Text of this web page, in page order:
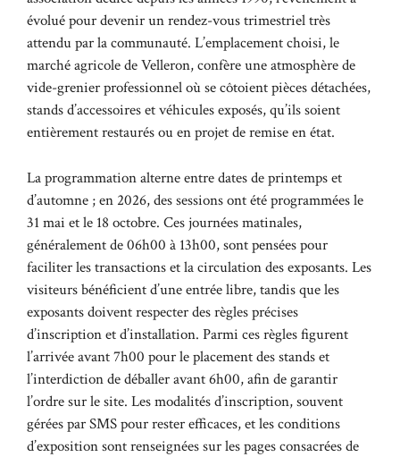
évolué pour devenir un rendez-vous trimestriel très
attendu par la communauté. L’emplacement choisi, le
marché agricole de Velleron, confère une atmosphère de
vide-grenier professionnel où se côtoient pièces détachées,
stands d’accessoires et véhicules exposés, qu’ils soient
entièrement restaurés ou en projet de remise en état.
La programmation alterne entre dates de printemps et
d’automne ; en 2026, des sessions ont été programmées le
31 mai et le 18 octobre. Ces journées matinales,
généralement de 06h00 à 13h00, sont pensées pour
faciliter les transactions et la circulation des exposants. Les
visiteurs bénéficient d’une entrée libre, tandis que les
exposants doivent respecter des règles précises
d’inscription et d’installation. Parmi ces règles figurent
l’arrivée avant 7h00 pour le placement des stands et
l’interdiction de déballer avant 6h00, afin de garantir
l’ordre sur le site. Les modalités d’inscription, souvent
gérées par SMS pour rester efficaces, et les conditions
d’exposition sont renseignées sur les pages consacrées de